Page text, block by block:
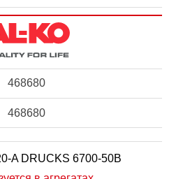
468680
468680
A DRUCKS 6700-50B